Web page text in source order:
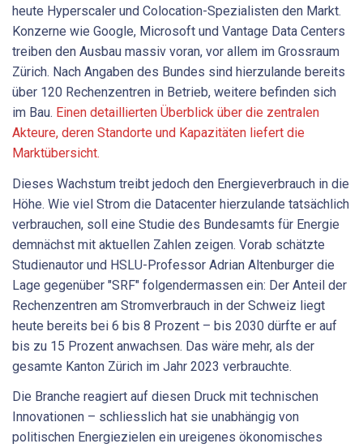
heute Hyperscaler und Colocation-Spezialisten den Markt.
Konzerne wie Google, Microsoft und Vantage Data Centers
treiben den Ausbau massiv voran, vor allem im Grossraum
Zürich. Nach Angaben des Bundes sind hierzulande bereits
über 120 Rechenzentren in Betrieb, weitere befinden sich
im Bau. Einen detaillierten Überblick über die zentralen
Akteure, deren Standorte und Kapazitäten liefert die
Marktübersicht.
Dieses Wachstum treibt jedoch den Energieverbrauch in die
Höhe. Wie viel Strom die Datacenter hierzulande tatsächlich
verbrauchen, soll eine Studie des Bundesamts für Energie
demnächst mit aktuellen Zahlen zeigen. Vorab schätzte
Studienautor und HSLU-Professor Adrian Altenburger die
Lage gegenüber "SRF" folgendermassen ein: Der Anteil der
Rechenzentren am Stromverbrauch in der Schweiz liegt
heute bereits bei 6 bis 8 Prozent – bis 2030 dürfte er auf
bis zu 15 Prozent anwachsen. Das wäre mehr, als der
gesamte Kanton Zürich im Jahr 2023 verbrauchte.
Die Branche reagiert auf diesen Druck mit technischen
Innovationen – schliesslich hat sie unabhängig von
politischen Energiezielen ein ureigenes ökonomisches